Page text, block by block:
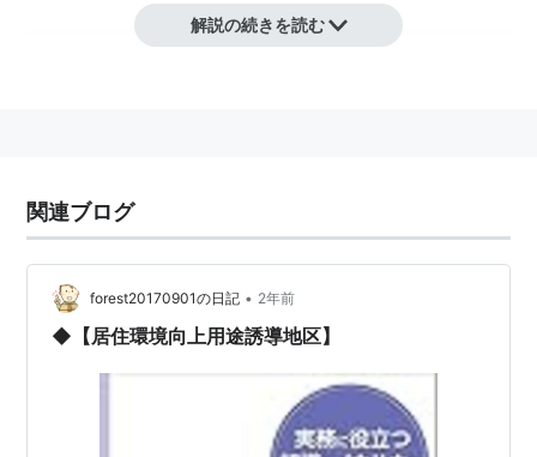
この法律は、都市公園の設置及び管理に関す
る基準等を定めて、都市公園の健全な発達を
図り、もつて公共の福祉の増進に資すること
を目的とする。
（定義）
都市公園」とは、次に掲
解説の続きを読む
関連ブログ
forest20170901の日記 • 2年前
◆【居住環境向上用途誘導地区】